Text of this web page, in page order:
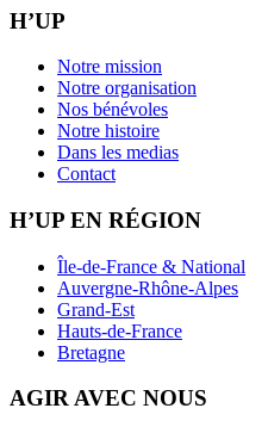
H’UP
Notre mission
Notre organisation
Nos bénévoles
Notre histoire
Dans les medias
Contact
H’UP EN RÉGION
Île-de-France & National
Auvergne-Rhône-Alpes
Grand-Est
Hauts-de-France
Bretagne
AGIR AVEC NOUS